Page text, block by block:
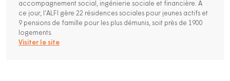
accompagnement social, ingénierie sociale et financière. A
ce jour, l’ALFI gère 22 résidences sociales pour jeunes actifs et
9 pensions de famille pour les plus démunis, soit près de 1900
logements.
Visiter le site